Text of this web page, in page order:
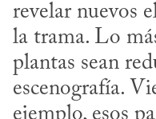
revelar nuevos
la trama. Lo
plantas sean
escenografía.
ejemplo, esos